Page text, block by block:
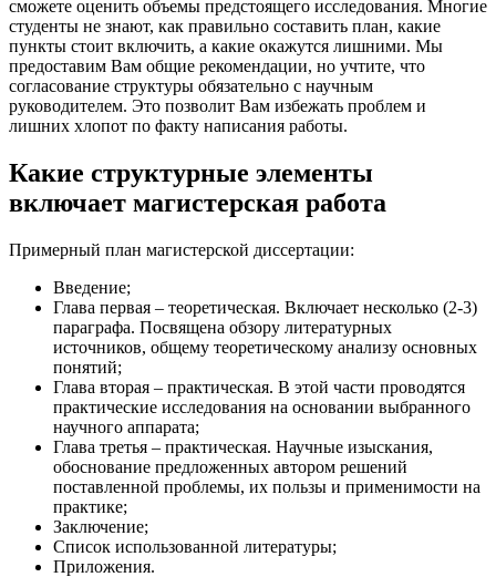
сможете оценить объемы предстоящего исследования. Многие
студенты не знают, как правильно составить план, какие
пункты стоит включить, а какие окажутся лишними. Мы
предоставим Вам общие рекомендации, но учтите, что
согласование структуры обязательно с научным
руководителем. Это позволит Вам избежать проблем и
лишних хлопот по факту написания работы.
Какие структурные элементы
включает магистерская работа
Примерный план магистерской диссертации:
Введение;
Глава первая – теоретическая. Включает несколько (2-3)
параграфа. Посвящена обзору литературных
источников, общему теоретическому анализу основных
понятий;
Глава вторая – практическая. В этой части проводятся
практические исследования на основании выбранного
научного аппарата;
Глава третья – практическая. Научные изыскания,
обоснование предложенных автором решений
поставленной проблемы, их пользы и применимости на
практике;
Заключение;
Список использованной литературы;
Приложения.